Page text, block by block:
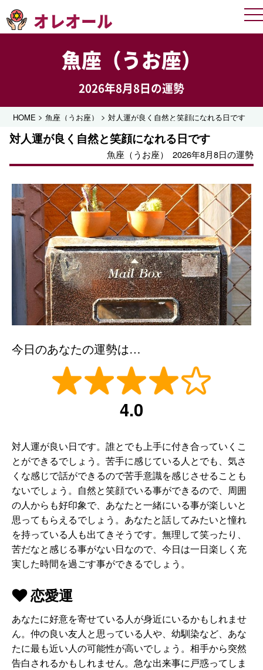
オレオール
魚座（うお座）
2026年8月8日の運勢
HOME >魚座（うお座） >対人運が良く自然と笑顔になれる日です
対人運が良く自然と笑顔になれる日です
魚座（うお座） 2026年8月8日の運勢
今日のあなたの運勢は…
4.0
対人運が良い日です。誰とでも上手に付き合っていくこ
とができるでしょう。苦手に感じている人とでも、気さ
くな感じで話ができるので苦手意識を感じさせることも
ないでしょう。自然と笑顔でいる事ができるので、周囲
の人からも好印象で、あなたと一緒にいる事が楽しいと
思ってもらえるでしょう。あなたと話してみたいと憧れ
を持っている人も出てきそうです。無理して笑ったり、
苦だなと感じる事がない日なので、今日は一日楽しく充
実した時間を過ごす事ができるでしょう。
恋愛運
あなたに好意を寄せている人が身近にいるかもしれませ
ん。仲の良い友人と思っている人や、幼馴染など、あな
たに最も近い人の可能性が高いでしょう。相手から突然
告白されるかもしれません。急な出来事に戸惑ってしま